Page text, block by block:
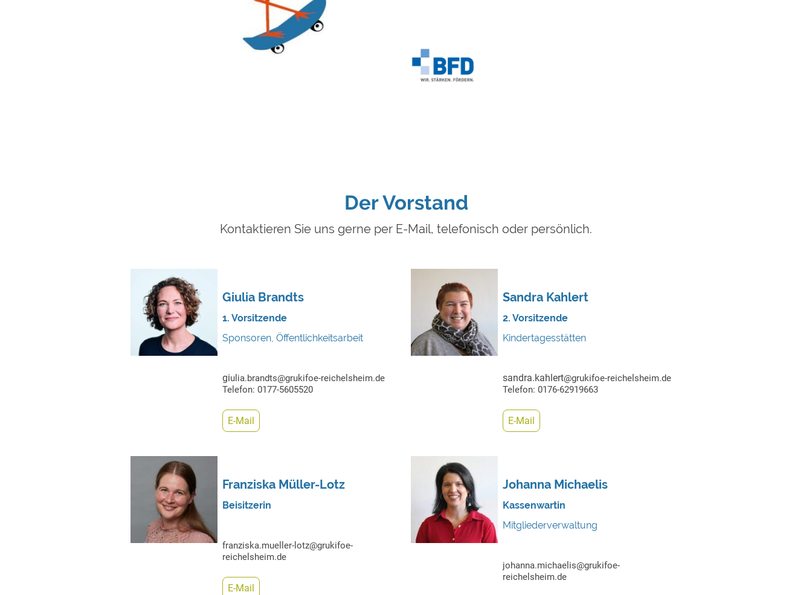
Der Vorstand
Kontaktieren Sie uns gerne per E-Mail, telefonisch oder persönlich.
Giulia Brandts
1. Vorsitzende
Sponsoren, Öffentlichkeitsarbeit
giulia.brandts@grukifoe-reichelsheim.de
Telefon: 0177-5605520
E-Mail
Sandra Kahlert
2. Vorsitzende
Kindertagesstätten
sandra.kahlert@grukifoe-reichelsheim.de
Telefon: 0176-62919663
E-Mail
Franziska Müller-Lotz
Beisitzerin
franziska.mueller-lotz@grukifoe-
reichelsheim.de
E-Mail
Johanna Michaelis
Kassenwartin
Mitgliederverwaltung
johanna.michaelis@grukifoe-
reichelsheim.de